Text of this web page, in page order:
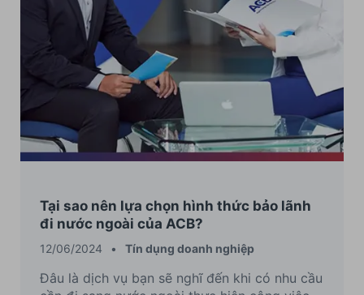
Tại sao nên lựa chọn hình thức bảo lãnh
đi nước ngoài của ACB?
12/06/2024 • Tín dụng doanh nghiệp
Đâu là dịch vụ bạn sẽ nghĩ đến khi có nhu cầu